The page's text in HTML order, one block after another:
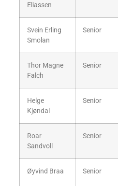
Eliassen
Svein Erling
Smolan
Senior
Thor Magne
Falch
Senior
Helge
Kjøndal
Senior
Roar
Sandvoll
Senior
Øyvind Braa Senior